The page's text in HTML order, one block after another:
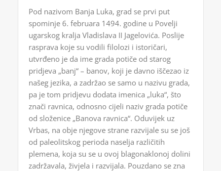
Pod nazivom Banja Luka, grad se prvi put
spominje 6. februara 1494. godine u Povelji
ugarskog kralja Vladislava II Jagelovića. Poslije
rasprava koje su vodili filolozi i istoričari,
utvrđeno je da ime grada potiče od starog
pridjeva „banj“ – banov, koji je davno iščezao iz
našeg jezika, a zadržao se samo u nazivu grada,
pa je tom pridjevu dodata imenica „luka“, što
znači ravnica, odnosno cijeli naziv grada potiče
od složenice „Banova ravnica“. Oduvijek uz
Vrbas, na obje njegove strane razvijale su se još
od paleolitskog perioda naselja različitih
plemena, koja su se u ovoj blagonaklonoj dolini
zadržavala, živjela i razvijala. Pouzdano se zna